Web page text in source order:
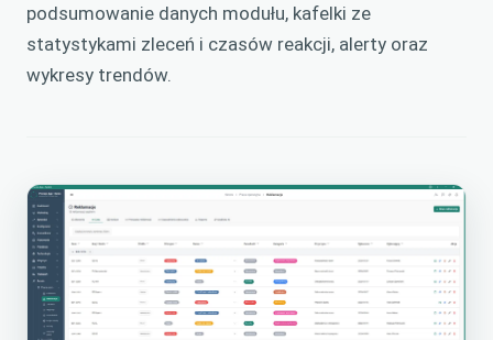
podsumowanie danych modułu, kafelki ze
statystykami zleceń i czasów reakcji, alerty oraz
wykresy trendów.